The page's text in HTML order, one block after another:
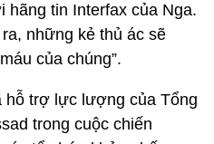
hãng tin Interfax của Nga.
những kẻ thủ ác sẽ
của chúng”.
hỗ trợ lực lượng của Tổng
trong cuộc chiến